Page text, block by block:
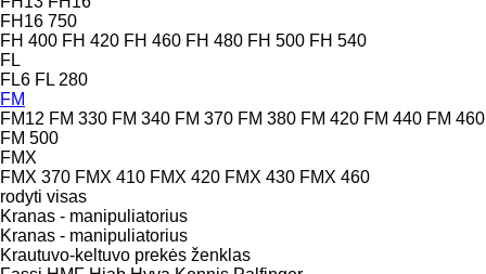
FH16 750
FH 400 FH 420 FH 460 FH 480 FH 500 FH 540
FL
FL6 FL 280
FM
FM12 FM 330 FM 340 FM 370 FM 380 FM 420 FM 440 FM 460
FM 500
FMX
FMX 370 FMX 410 FMX 420 FMX 430 FMX 460
rodyti visas
Kranas - manipuliatorius
Kranas - manipuliatorius
Krautuvo-keltuvo prekės ženklas